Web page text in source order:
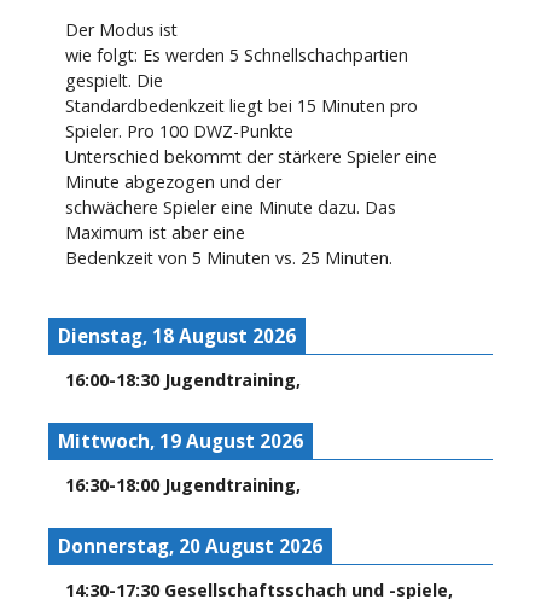
Der Modus ist
wie folgt: Es werden 5 Schnellschachpartien
gespielt. Die
Standardbedenkzeit liegt bei 15 Minuten pro
Spieler. Pro 100 DWZ-Punkte
Unterschied bekommt der stärkere Spieler eine
Minute abgezogen und der
schwächere Spieler eine Minute dazu. Das
Maximum ist aber eine
Bedenkzeit von 5 Minuten vs. 25 Minuten.
Dienstag, 18 August 2026
16:00-18:30 Jugendtraining,
Mittwoch, 19 August 2026
16:30-18:00 Jugendtraining,
Donnerstag, 20 August 2026
14:30-17:30 Gesellschaftsschach und -spiele,